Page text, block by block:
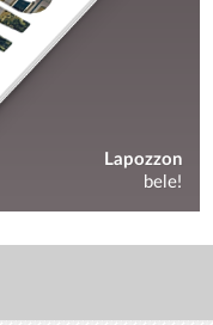
Lapozzon
bele!